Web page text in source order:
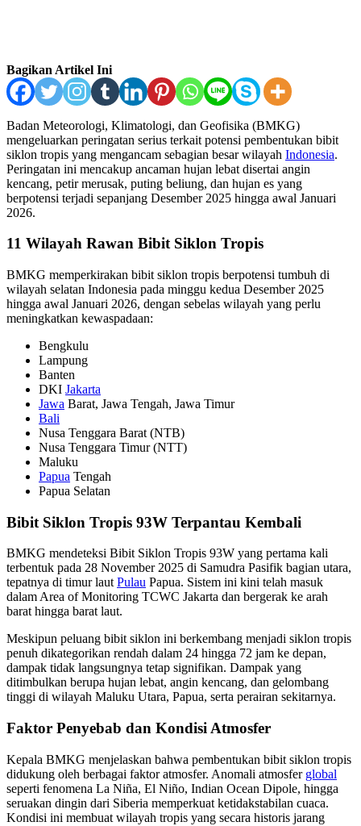
Bagikan Artikel Ini
Badan Meteorologi, Klimatologi, dan Geofisika (BMKG)
mengeluarkan peringatan serius terkait potensi pembentukan bibit
siklon tropis yang mengancam sebagian besar wilayah Indonesia.
Peringatan ini mencakup ancaman hujan lebat disertai angin
kencang, petir merusak, puting beliung, dan hujan es yang
berpotensi terjadi sepanjang Desember 2025 hingga awal Januari
2026.
11 Wilayah Rawan Bibit Siklon Tropis
BMKG memperkirakan bibit siklon tropis berpotensi tumbuh di
wilayah selatan Indonesia pada minggu kedua Desember 2025
hingga awal Januari 2026, dengan sebelas wilayah yang perlu
meningkatkan kewaspadaan:
Bengkulu
Lampung
Banten
DKI Jakarta
Jawa Barat, Jawa Tengah, Jawa Timur
Bali
Nusa Tenggara Barat (NTB)
Nusa Tenggara Timur (NTT)
Maluku
Papua Tengah
Papua Selatan
Bibit Siklon Tropis 93W Terpantau Kembali
BMKG mendeteksi Bibit Siklon Tropis 93W yang pertama kali
terbentuk pada 28 November 2025 di Samudra Pasifik bagian utara,
tepatnya di timur lautPulau Papua. Sistem ini kini telah masuk
dalam Area of Monitoring TCWC Jakarta dan bergerak ke arah
barat hingga barat laut.
Meskipun peluang bibit siklon ini berkembang menjadi siklon tropis
penuh dikategorikan rendah dalam 24 hingga 72 jam ke depan,
dampak tidak langsungnya tetap signifikan. Dampak yang
ditimbulkan berupa hujan lebat, angin kencang, dan gelombang
tinggi di wilayah Maluku Utara, Papua, serta perairan sekitarnya.
Faktor Penyebab dan Kondisi Atmosfer
Kepala BMKG menjelaskan bahwa pembentukan bibit siklon tropis
didukung oleh berbagai faktor atmosfer. Anomali atmosfer global
seperti fenomena La Niña, El Niño, Indian Ocean Dipole, hingga
seruakan dingin dari Siberia memperkuat ketidakstabilan cuaca.
Kondisi ini membuat wilayah tropis yang secara historis jarang